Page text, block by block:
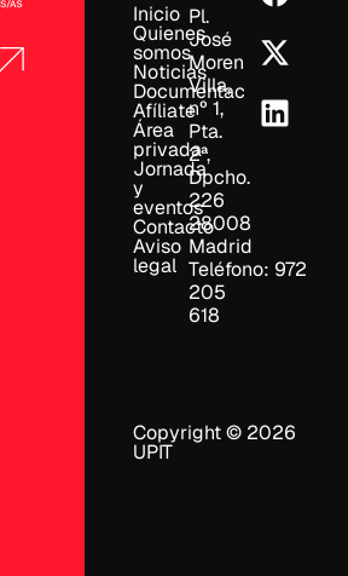
Inicio
Quienes
somos
Noticias
Documentación
Afíliate
Área
privada
Jornada
y
eventos
Contacto
Aviso
legal
Pl.
José
Moreno
Villa,
nº 1,
Pta.
2ª,
Dpcho.
226
28008
Madrid
Teléfono: 972
205
618
Copyright © 2026
UPIT